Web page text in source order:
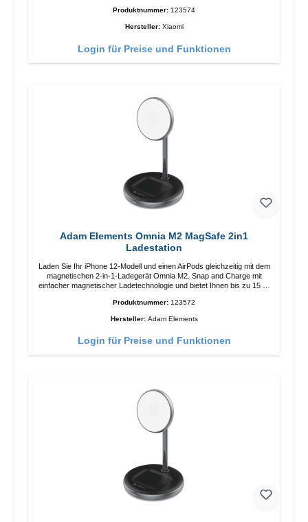
Produktnummer: 123574
Hersteller: Xiaomi
Login für Preise und Funktionen
Adam Elements Omnia M2 MagSafe 2in1
Ladestation
Laden Sie Ihr iPhone 12-Modell und einen AirPods gleichzeitig mit dem
magnetischen 2-in-1-Ladegerät Omnia M2. Snap and Charge mit
einfacher magnetischer Ladetechnologie und bietet Ihnen bis zu 15 W
ermöglicht das Design mit einstellbarem Ladewinkel eine einfache
Serie Laden Sie Ihr iPhone bequem vertikal oder horizontal auf Auf
Produktnummer: 123572
Hersteller: Adam Elements
Login für Preise und Funktionen